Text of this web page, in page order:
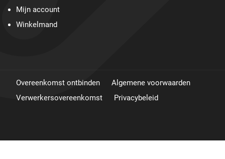
Mijn account
Winkelmand
Overeenkomst ontbinden
Algemene voorwaarden
Verwerkersovereenkomst
Privacybeleid